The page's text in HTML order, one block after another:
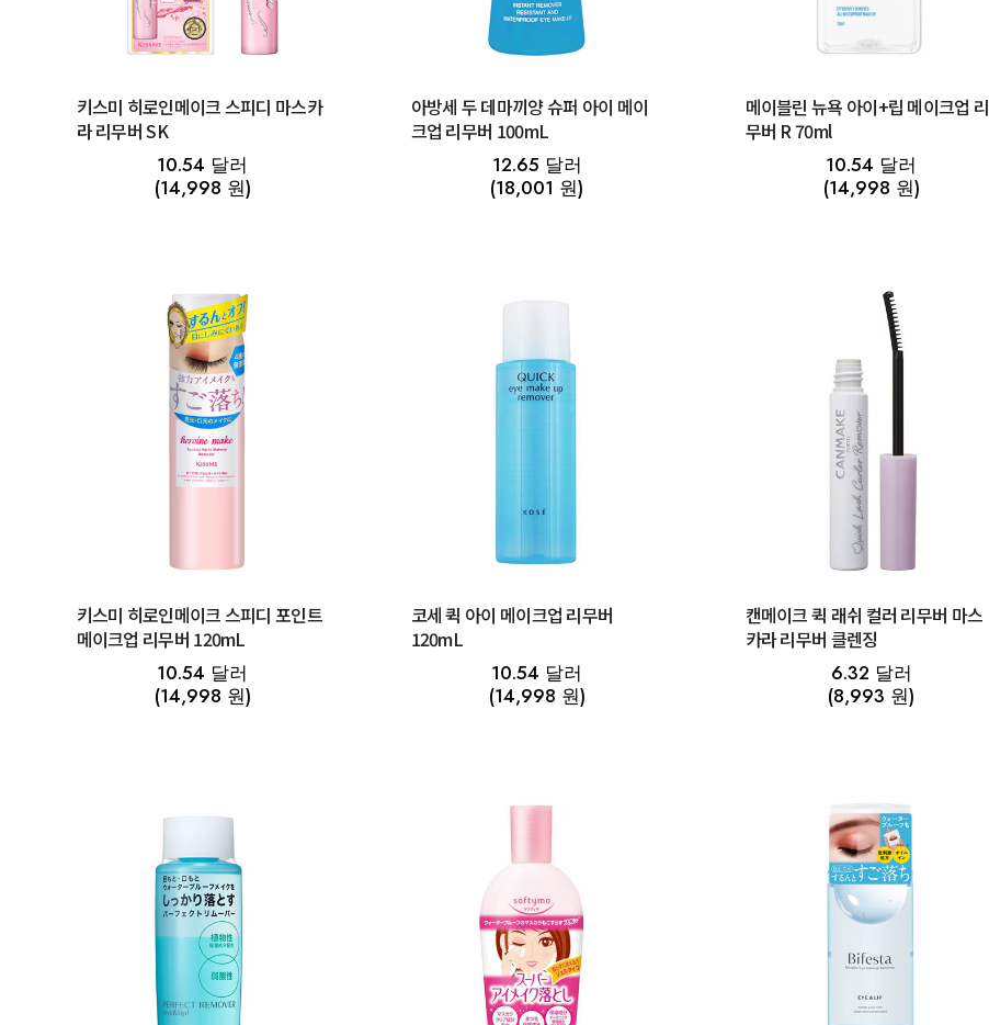
키스미 히로인메이크 스피디 마스카
라 리무버 SK
10.54 달러
(14,998 원)
아방세 두 데마끼양 슈퍼 아이 메이
크업 리무버 100mL
12.65 달러
(18,001 원)
메이블린 뉴욕 아이+립 메이크업 리
무버 R 70ml
10.54 달러
(14,998 원)
키스미 히로인메이크 스피디 포인트
메이크업 리무버 120mL
10.54 달러
(14,998 원)
코세 퀵 아이 메이크업 리무버
120mL
10.54 달러
(14,998 원)
캔메이크 퀵 래쉬 컬러 리무버 마스
카라 리무버 클렌징
6.32 달러
(8,993 원)